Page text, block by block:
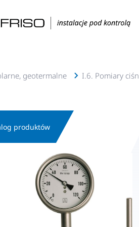
geotermalne I.6. Pomiary
produktów